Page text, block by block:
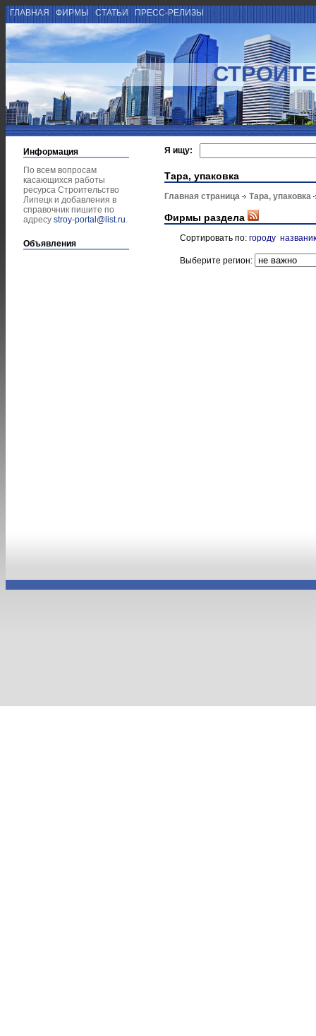
ГЛАВНАЯ ФИРМЫ СТАТЬИ ПРЕСС-РЕЛИЗЫ
Информация
По всем вопросам
касающихся работы
ресурса Строительство
Липецк и добавления в
справочник пишите по
адресу stroy-portal@list.ru.
Объявления
Я ищу:
Тара, упаковка
Главная страница Тара, упаковка
Фирмы раздела
Сортировать по: городу
Выберите регион: